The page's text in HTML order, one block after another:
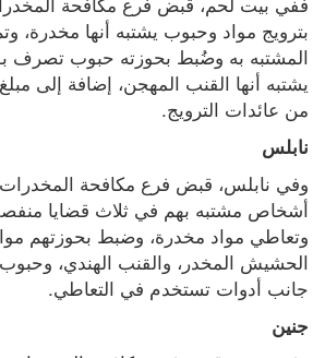
من عائدات الترويج.
نابلس
جانب أدوات تستخدم في التعاطي.
جنين